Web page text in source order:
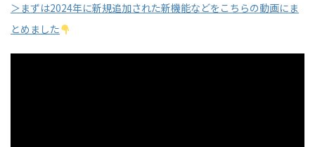
＞まずは2024年に新規追加された新機能などをこちらの動画にま
とめました